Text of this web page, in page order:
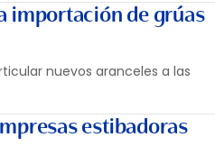
importación de grúas
nuevos aranceles a las
estibadoras